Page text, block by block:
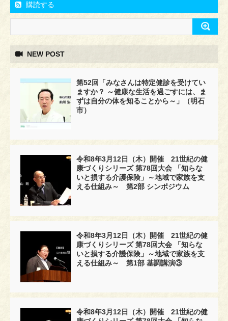
購読する
NEW POST
第52回「みなさんは特定健診を受けてい
ますか？ ～健康な生活を過ごすには、ま
ずは自分の体を知ることから～」（明石
市）
令和8年3月12日（木）開催 21世紀の健
康づくりシリーズ 第78回大会 「知らな
いと損する介護保険」～地域で家族を支
える仕組み～ 第2部 シンポジウム
令和8年3月12日（木）開催 21世紀の健
康づくりシリーズ 第78回大会 「知らな
いと損する介護保険」～地域で家族を支
える仕組み～ 第1部 基調講演③
令和8年3月12日（木）開催 21世紀の健